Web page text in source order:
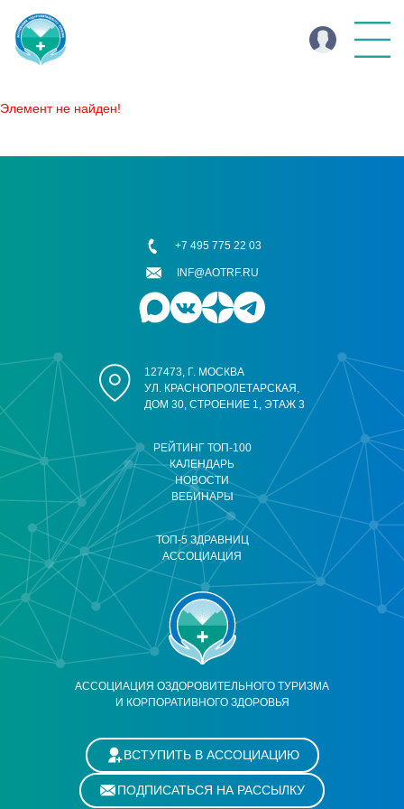
Элемент не найден!
АССОЦИАЦИЯ ОЗДОРОВИТЕЛЬНОГО ТУРИЗМА
И КОРПОРАТИВНОГО ЗДОРОВЬЯ
РЕЙТИНГ ТОП-100
КАЛЕНДАРЬ
НОВОСТИ
ВЕБИНАРЫ
ТОП-5 ЗДРАВНИЦ
АССОЦИАЦИЯ
127473, Г. МОСКВА
УЛ. КРАСНОПРОЛЕТАРСКАЯ,
ДОМ 30, СТРОЕНИЕ 1, ЭТАЖ 3
+7 495 775 22 03
INF@AOTRF.RU
ВСТУПИТЬ В АССОЦИАЦИЮ
ПОДПИСАТЬСЯ НА РАССЫЛКУ